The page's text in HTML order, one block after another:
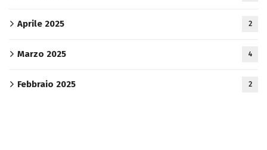
Aprile 2025 2
Marzo 2025 4
Febbraio 2025 2